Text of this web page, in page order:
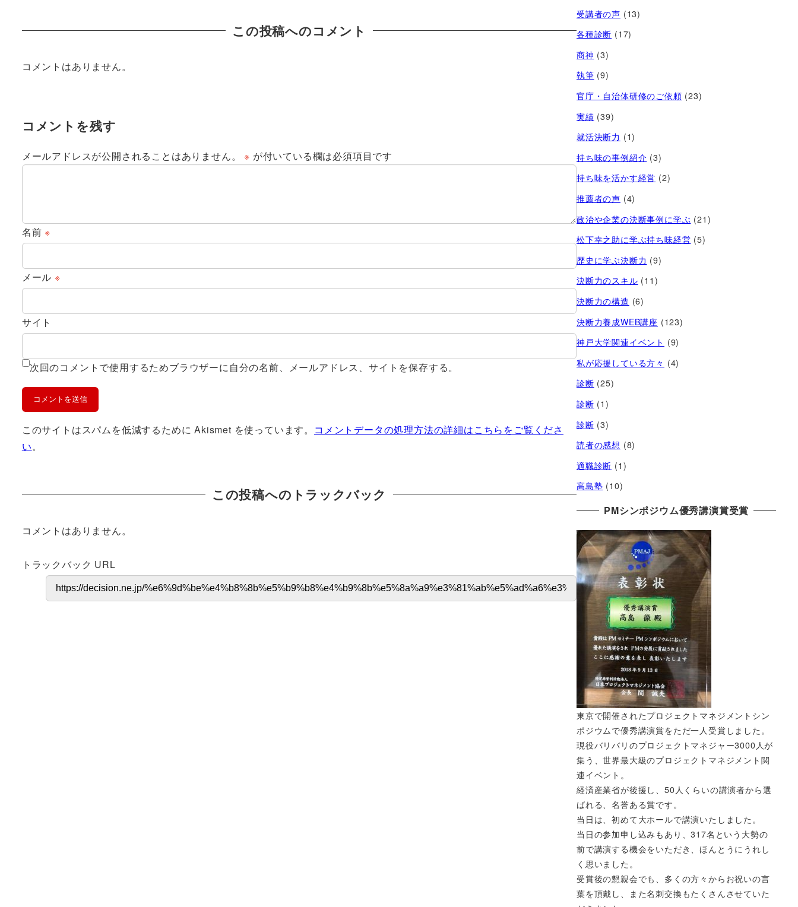
この投稿へのコメント
コメントはありません。
コメントを残す
メールアドレスが公開されることはありません。 ※ が付いている欄は必須項目です
名前※
メール ※
サイト
次回のコメントで使用するためブラウザーに自分の名前、メールアドレス、サイトを保存する。
このサイトはスパムを低減するために Akismet を使っています。 コメントデータの処理方法の詳細はこちらをご覧くださ
い。
この投稿へのトラックバック
コメントはありません。
トラックバック URL
受講者の声 (13)
各種診断 (17)
商神 (3)
執筆 (9)
官庁・自治体研修のご依頼 (23)
実績 (39)
就活決断力 (1)
持ち味の事例紹介 (3)
持ち味を活かす経営​ (2)
推薦者の声 (4)
政治や企業の決断事例に学ぶ (21)
松下幸之助に学ぶ持ち味経営 (5)
歴史に学ぶ決断力 (9)
決断力のスキル (11)
決断力の構造 (6)
決断力養成WEB講座 (123)
神戸大学関連イベント (9)
私が応援している方々 (4)
診断 (25)
診断 (1)
診断 (3)
読者の感想 (8)
適職診断 (1)
高島塾 (10)
PMシンポジウム優秀講演賞受賞
東京で開催されたプロジェクトマネジメントシン
ポジウムで優秀講演賞をただ一人受賞しました。
現役バリバリのプロジェクトマネジャー3000人が
集う、世界最大級のプロジェクトマネジメント関
連イベント。
経済産業省が後援し、50人くらいの講演者から選
ばれる、名誉ある賞です。
当日は、初めて大ホールで講演いたしました。
当日の参加申し込みもあり、317名という大勢の
前で講演する機会をいただき、ほんとうにうれし
く思いました。
受賞後の懇親会でも、多くの方々からお祝いの言
葉を頂戴し、また名刺交換もたくさんさせていた